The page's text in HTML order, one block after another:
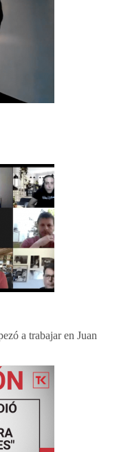
a trabajar en Juan